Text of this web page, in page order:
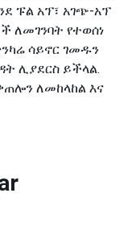
ፑል አፕ፣ አገጭ-አፕ
ለመገንባት የተወሰነ
ሳይኖር ገመዱን
ሊያደርስ ይችላል.
ለመከላከል እና